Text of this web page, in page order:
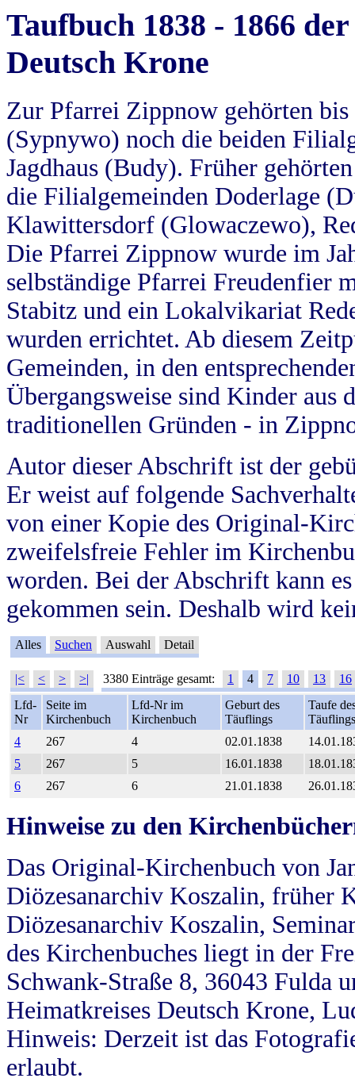
Taufbuch 1838 - 1866
Deutsch Krone
Zur Pfarrei Zippnow gehörten
(Sypnywo) noch die beiden
Jagdhaus (Budy). Früher
die Filialgemeinden Doderlage
Klawittersdorf (Glowaczewo),
Die Pfarrei Zippnow wurde im
selbständige Pfarrei Freudenfier
Stabitz und ein Lokalvikariat
wurden errichtet. Ab diesem
Gemeinden, in den
Übergangsweise sind Kinder aus
traditionellen Gründen - in
Autor dieser Abschrift ist der
Er weist auf folgende
von einer Kopie des Original-
zweifelsfreie Fehler im
worden. Bei der Abschrift kann
gekommen sein. Deshalb wird
Alles Suchen Auswahl Detail
|< < > >| 3380 Einträge gesamt: 1 4 7 10 13
16
Lfd-
Nr
Seite im
Kirchenbuch
Lfd-Nr im
Kirchenbuch
Geburt des
Täuflings
Taufe
Täuflings
4
267 4 02.01.1838
5
267 5 16.01.1838
6
267 6 21.01.1838
Hinweise zu den
Das Original-Kirchenbuch von
Diözesanarchiv Koszalin, früher
Diözesanarchiv Koszalin,
des Kirchenbuches liegt in der
Schwank-Straße 8, 36043 Fulda
Heimatkreises Deutsch Krone,
Hinweis: Derzeit ist das
erlaubt.